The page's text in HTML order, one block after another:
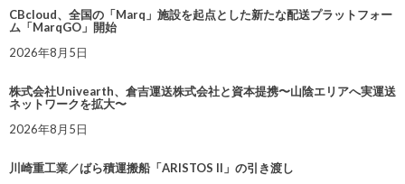
CBcloud、全国の「Marq」施設を起点とした新たな配送プラットフォー
ム「MarqGO」開始
2026年8月5日
株式会社Univearth、倉吉運送株式会社と資本提携〜山陰エリアへ実運送
ネットワークを拡大〜
2026年8月5日
川崎重工業／ばら積運搬船「ARISTOS II」の引き渡し